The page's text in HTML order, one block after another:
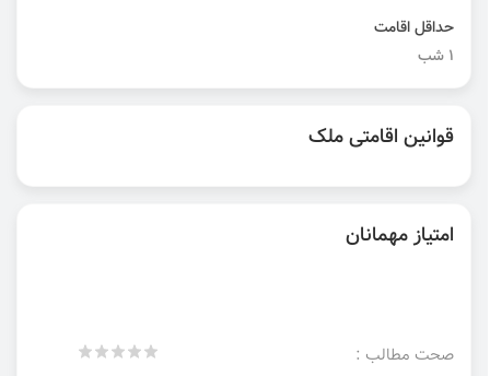
حداقل اقامت
۱ شب
قوانین اقامتی ملک
امتیاز مهمانان
صحت مطالب :